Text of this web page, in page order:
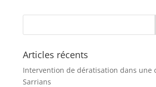
Articles récents
Intervention de dératisation dans une
Sarrians